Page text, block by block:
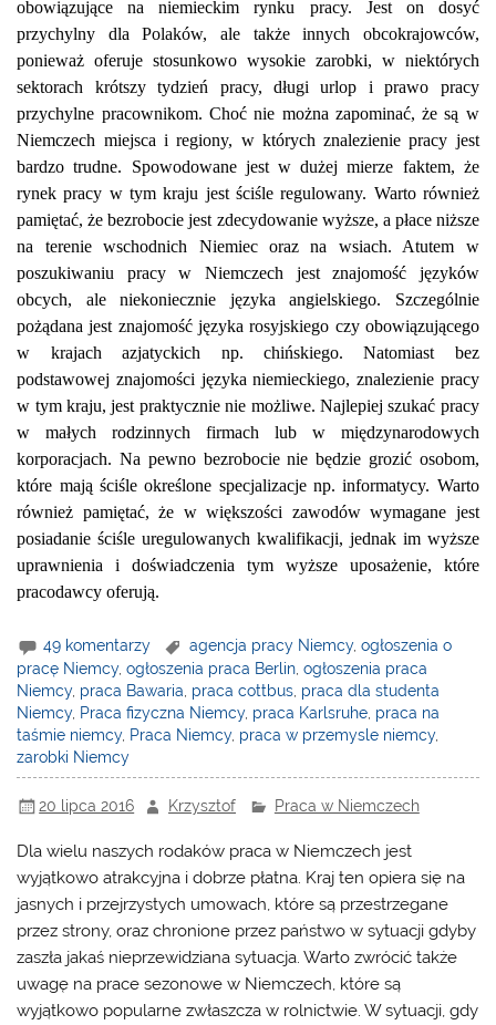
obowiązujące na niemieckim rynku pracy. Jest on dosyć
przychylny dla Polaków, ale także innych obcokrajowców,
ponieważ oferuje stosunkowo wysokie zarobki, w niektórych
sektorach krótszy tydzień pracy, długi urlop i prawo pracy
przychylne pracownikom. Choć nie można zapominać, że są w
Niemczech miejsca i regiony, w których znalezienie pracy jest
bardzo trudne. Spowodowane jest w dużej mierze faktem, że
rynek pracy w tym kraju jest ściśle regulowany. Warto również
pamiętać, że bezrobocie jest zdecydowanie wyższe, a płace niższe
na terenie wschodnich Niemiec oraz na wsiach. Atutem w
poszukiwaniu pracy w Niemczech jest znajomość języków
obcych, ale niekoniecznie języka angielskiego. Szczególnie
pożądana jest znajomość języka rosyjskiego czy obowiązującego
w krajach azjatyckich np. chińskiego. Natomiast bez
podstawowej znajomości języka niemieckiego, znalezienie pracy
w tym kraju, jest praktycznie nie możliwe. Najlepiej szukać pracy
w małych rodzinnych firmach lub w międzynarodowych
korporacjach. Na pewno bezrobocie nie będzie grozić osobom,
które mają ściśle określone specjalizacje np. informatycy. Warto
również pamiętać, że w większości zawodów wymagane jest
posiadanie ściśle uregulowanych kwalifikacji, jednak im wyższe
uprawnienia i doświadczenia tym wyższe uposażenie, które
pracodawcy oferują.
49 komentarzy agencja pracy Niemcy,ogłoszenia o
pracę Niemcy,ogłoszenia praca Berlin ,ogłoszenia praca
Niemcy, praca Bawaria praca cottbus praca dla studenta
Niemcy, Praca fizyczna Niemcy, praca Karlsruhe praca na
taśmie niemcy, Praca Niemcy, praca w przemysle niemcy,
zarobki Niemcy
20 lipca 2016 Krzysztof Praca w Niemczech
Dla wielu naszych rodaków praca w Niemczech jest
wyjątkowo atrakcyjna i dobrze płatna. Kraj ten opiera się na
jasnych i przejrzystych umowach, które są przestrzegane
przez strony, oraz chronione przez państwo w sytuacji gdyby
zaszła jakaś nieprzewidziana sytuacja. Warto zwrócić także
uwagę na prace sezonowe w Niemczech, które są
wyjątkowo popularne zwłaszcza w rolnictwie. W sytuacji, gdy